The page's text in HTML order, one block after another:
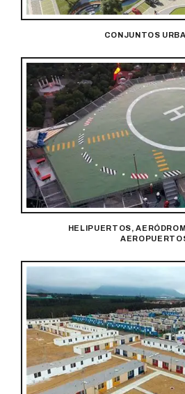
CONJUNTOS
HELIPUERTOS,